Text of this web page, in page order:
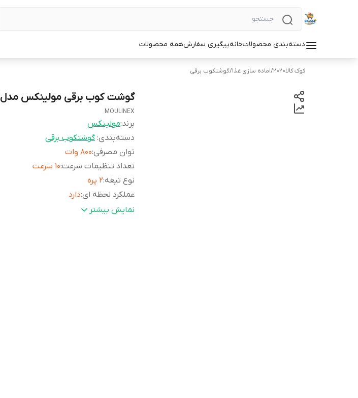
دسته‌بندی محصولاتخانهپیگیری سفارشهمه محصولات
کوک کالا2020 /اماده سازی غذا/گوشتکوب برقی
گوشت کوب برقی مولینکس مدل DD643127
MOULINEX
برند:مولینکس
دسته‌بندی:گوشتکوب برقی
توان مصرفی:800 وات
تعداد تنظیمات سرعت:10 سرعت
نوع تیغه:2 پره
عملکرد لحظه ای:دارد
ظرفیت لیوان مدرج
نمایش بیشتر